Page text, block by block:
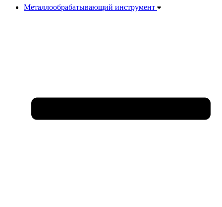
Металлообрабатывающий инструмент